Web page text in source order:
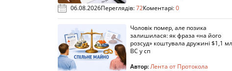
06.08.2026Переглядів:72Коментарі:0
Чоловік помер, але позика
залишилася: як фраза «на його
розсуд» коштувала дружині $1,1
ВС у сп
Автор:Лента от Протокола